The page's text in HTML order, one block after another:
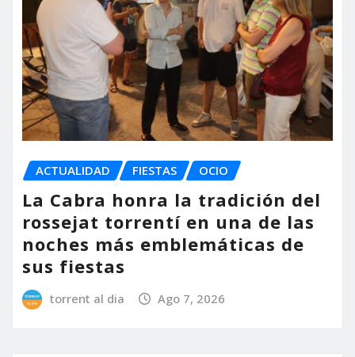
ACTUALIDAD FIESTAS OCIO
La Cabra honra la tradición del
rossejat torrentí en una de las
noches más emblemáticas de
sus fiestas
torrent al dia Ago 7, 2026